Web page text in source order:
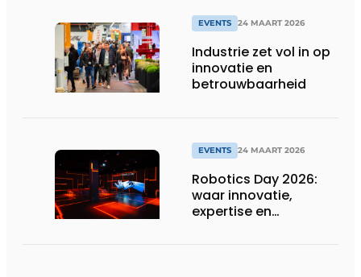
EVENTS 24 MAART 2026
Industrie zet vol in op
innovatie en
betrouwbaarheid
EVENTS 24 MAART 2026
Robotics Day 2026:
waar innovatie,
expertise en